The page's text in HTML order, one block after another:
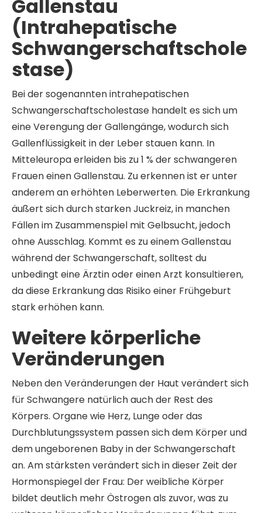
Gallenstau
(Intrahepatische
Schwangerschaftschole
stase)
Bei der sogenannten intrahepatischen
Schwangerschaftscholestase handelt es sich um
eine Verengung der Gallengänge, wodurch sich
Gallenflüssigkeit in der Leber stauen kann. In
Mitteleuropa erleiden bis zu 1 % der schwangeren
Frauen einen Gallenstau. Zu erkennen ist er unter
anderem an erhöhten Leberwerten. Die Erkrankung
äußert sich durch starken Juckreiz, in manchen
Fällen im Zusammenspiel mit Gelbsucht, jedoch
ohne Ausschlag. Kommt es zu einem Gallenstau
während der Schwangerschaft, solltest du
unbedingt eine Ärztin oder einen Arzt konsultieren,
da diese Erkrankung das Risiko einer Frühgeburt
stark erhöhen kann.
Weitere körperliche
Veränderungen
Neben den Veränderungen der Haut verändert sich
für Schwangere natürlich auch der Rest des
Körpers. Organe wie Herz, Lunge oder das
Durchblutungssystem passen sich dem Körper und
dem ungeborenen Baby in der Schwangerschaft
an. Am stärksten verändert sich in dieser Zeit der
Hormonspiegel der Frau: Der weibliche Körper
bildet deutlich mehr Östrogen als zuvor, was zu